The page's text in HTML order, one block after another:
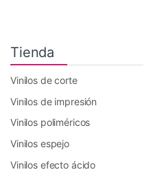
Tienda
Vinilos de corte
Vinilos de impresión
Vinilos poliméricos
Vinilos espejo
Vinilos efecto ácido